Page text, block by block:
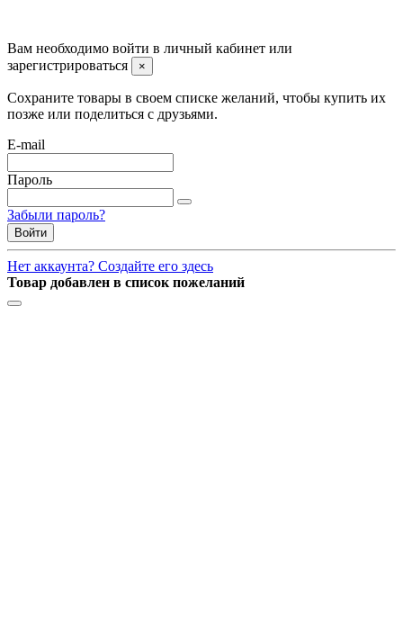
Вам необходимо войти в личный кабинет или
зарегистрироваться
×
Сохраните товары в своем списке желаний, чтобы купить их
позже или поделиться с друзьями.
E-mail
Пароль
Забыли пароль?
Войти
Нет аккаунта? Создайте его здесь
Товар добавлен в список пожеланий